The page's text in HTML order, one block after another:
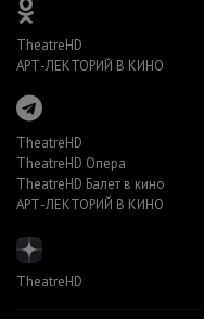
TheatreHD
АРТ-ЛЕКТОРИЙ В КИНО
TheatreHD
TheatreHD Опера
TheatreHD Балет в кино
АРТ-ЛЕКТОРИЙ В КИНО
TheatreHD